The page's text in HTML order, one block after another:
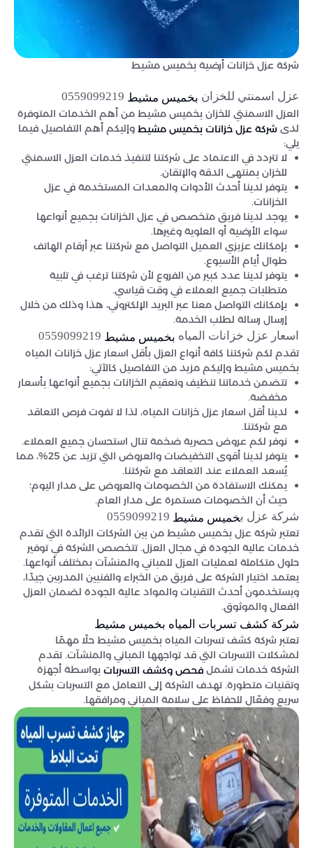
شركة عزل خزانات أرضية بخميس مشيط
عزل اسمنتي للخزان بخميس مشيط
العزل الاسمنتي للخزان بخميس مشيط من أهم الخدمات المتوفرة
لدى شركة عزل خزانات بخميس مشيط وإليكم أهم التفاصيل فيما
يلي:
لا تتردد في الاعتماد على شركتنا لتنفيذ خدمات العزل الاسمنتي
للخزان بمنتهى الدقة والإتقان.
يتوفر لدينا أحدث الأدوات والمعدات المستخدمة في عزل
الخزانات.
يوجد لدينا فريق متخصص في عزل الخزانات بجميع أنواعها
سواء الأرضية أو العلوية وغيرها.
بإمكانك عزيزي العميل التواصل مع شركتنا عبر أرقام الهاتف
طوال أيام الأسبوع.
يتوفر لدينا عدد كبير من الفروع لأن شركتنا ترغب في تلبية
متطلبات جميع العملاء في وقت قياسي.
بإمكانك التواصل معنا عبر البريد الإلكتروني، هذا وذلك من خلال
إرسال رسالة لطلب الخدمة.
اسعار عزل خزانات المياه بخميس مشيط
تقدم لكم شركتنا كافة أنواع العزل بأقل اسعار عزل خزانات المياه
بخميس مشيط وإليكم مزيد من التفاصيل كالآتي:
تتضمن خدماتنا تنظيف وتعقيم الخزانات بجميع أنواعها بأسعار
مخفضة.
لدينا أقل اسعار عزل خزانات المياه، لذا لا تفوت فرص التعاقد
مع شركتنا.
نوفر لكم عروض حصرية ضخمة تنال استحسان جميع العملاء.
يتوفر لدينا أقوى التخفيضات والعروض التي تزيد عن 25%، مما
يُسعد العملاء عند التعاقد مع شركتنا.
يمكنك الاستفادة من الخصومات والعروض على مدار اليوم؛
حيث أن الخصومات مستمرة على مدار العام.
شركة عزل بخميس مشيط
تعتبر شركة عزل بخميس مشيط من بين الشركات الرائدة التي تقدم
خدمات عالية الجودة في مجال العزل. تتخصص الشركة في توفير
حلول متكاملة لعمليات العزل للمباني والمنشآت بمختلف أنواعها.
يعتمد اختيار الشركة على فريق من الخبراء والفنيين المدربين جيدًا،
ويستخدمون أحدث التقنيات والمواد عالية الجودة لضمان العزل
الفعال والموثوق.
شركة كشف تسربات المياه بخميس مشيط
تعتبر شركة كشف تسربات المياه بخميس مشيط حلًا مهمًا
لمشكلات التسربات التي قد تواجهها المباني والمنشآت. تقدم
الشركة خدمات تشمل فحص وكشف التسربات بواسطة أجهزة
وتقنيات متطورة. تهدف الشركة إلى التعامل مع التسربات بشكل
سريع وفعّال للحفاظ على سلامة المباني ومرافقها.